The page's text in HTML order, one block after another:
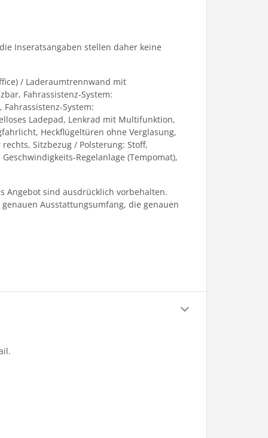
Inseratsangaben stellen daher keine
/ Laderaumtrennwand mit
Fahrassistenz-System:
System:
Ladepad, Lenkrad mit Multifunktion,
Heckflügeltüren ohne Verglasung,
Sitzbezug / Polsterung: Stoff,
Regelanlage (Tempomat),
Angebot sind ausdrücklich vorbehalten.
Ausstattungsumfang, die genauen